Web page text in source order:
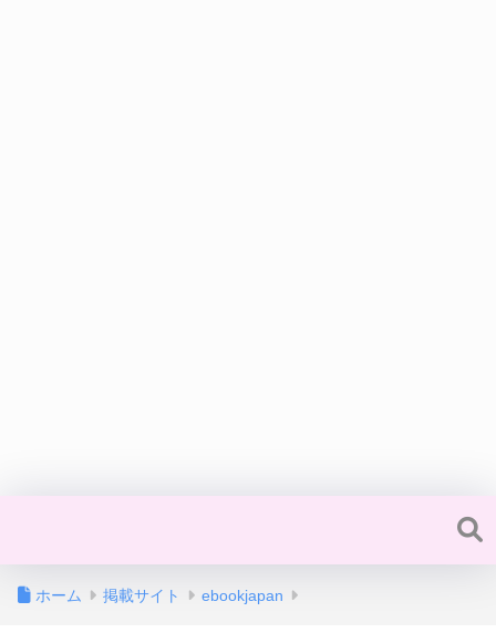
ホーム 掲載サイト ebookjapan